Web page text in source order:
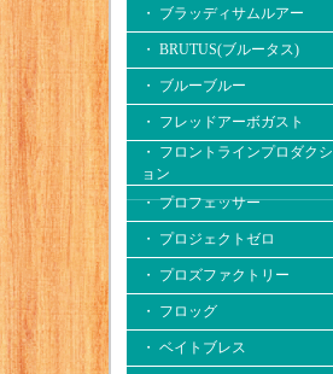
・ ブラッディサムルアー
・ BRUTUS(ブルータス)
・ ブルーブルー
・ フレッドアーボガスト
・ フロントラインプロダクシ
ョン
・ プロフェッサー
・ プロジェクトゼロ
・ プロズファクトリー
・ フロッグ
・ ベイトブレス